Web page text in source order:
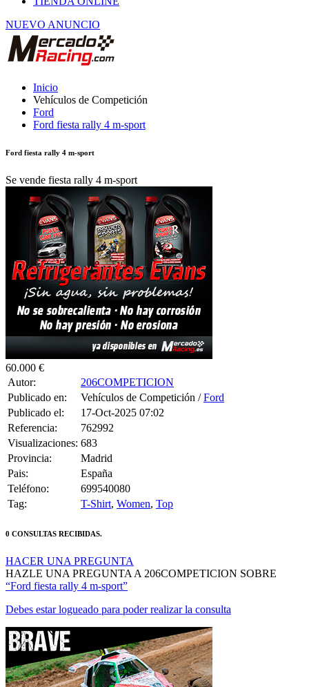
NUEVO ANUNCIO
Vehículos de Competición
Ford
Ford fiesta rally 4 m-sport
60.000 €
Autor:
Publicado en:
Vehículos de Competición /
Publicado el:
17-Oct-2025 07:02
Referencia:
762992
Visualizaciones:
683
Provincia:
Madrid
Pais:
España
Teléfono:
699540080
Tag:
T-Shirt,Women
HAZLE UNA PREGUNTA A 206COMPETICION SOBRE
“Ford fiesta rally 4 m-sport”
Debes estar logueado para poder realizar la consulta